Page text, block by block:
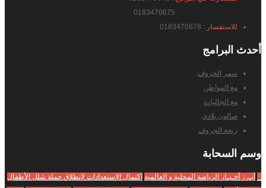
للاستفسار :
أحدث البرامج
سمر الحروف
مع المواطن
مع الجاليات
صالون بلادي
ريحة الجروف
وسم السحابة
أبـرز أخـبـار الرياضة المحلية و العالمية إكتمال الإستعدادات لإنطلاق حملة شلل الأطفال